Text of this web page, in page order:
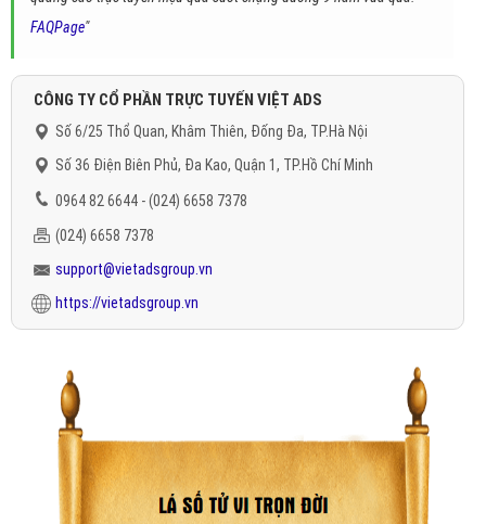
FAQPage"
CÔNG TY CỔ PHẦN TRỰC TUYẾN VIỆT ADS
Số 6/25 Thổ Quan, Khâm Thiên, Đống Đa, TP.Hà Nội
Số 36 Điện Biên Phủ, Đa Kao, Quận 1, TP.Hồ Chí Minh
0964 82 6644 - (024) 6658 7378
(024) 6658 7378
support@vietadsgroup.vn
https://vietadsgroup.vn